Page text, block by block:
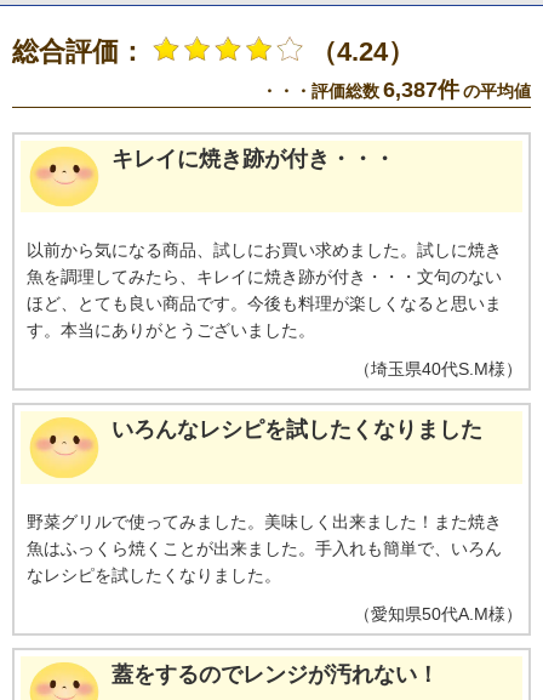
て。
※5 600Wの目安。メニューによっては途中裏返しや混ぜ合わせ、蒸ら
※6 600Wの目安。黄身には必ず爪楊枝箸等で穴をあけたり、切
れ目を入れてください。
※7 特許第5344638号。
総合評価： （4.24）
・・・評価総数6,387件の平均値
キレイに焼き跡が付き・・・
以前から気になる商品、試しにお買い求めました。試しに焼き
魚を調理してみたら、キレイに焼き跡が付き・・・文句のない
ほど、とても良い商品です。今後も料理が楽しくなると思いま
す。本当にありがとうございました。
（埼玉県40代S.M様）
いろんなレシピを試したくなりました
野菜グリルで使ってみました。美味しく出来ました！また焼き
魚はふっくら焼くことが出来ました。手入れも簡単で、いろん
なレシピを試したくなりました。
（愛知県50代A.M様）
蓋をするのでレンジが汚れない！